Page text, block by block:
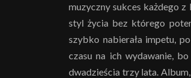
muzyczny sukces każdego
styl życia bez którego
szybko nabierała impetu,
czasu na ich wydawanie,
dwadzieścia trzy lata.